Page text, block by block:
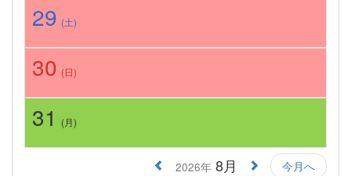
29 (土)
30 (日)
31 (月)
2026年 8月
今月へ